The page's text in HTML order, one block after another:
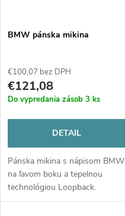
BMW pánska mikina
€100,07 bez DPH
€121,08
Do vypredania zásob 3 ks
DETAIL
Pánska mikina s nápisom BMW
na ľavom boku a tepelnou
technológiou Loopback.